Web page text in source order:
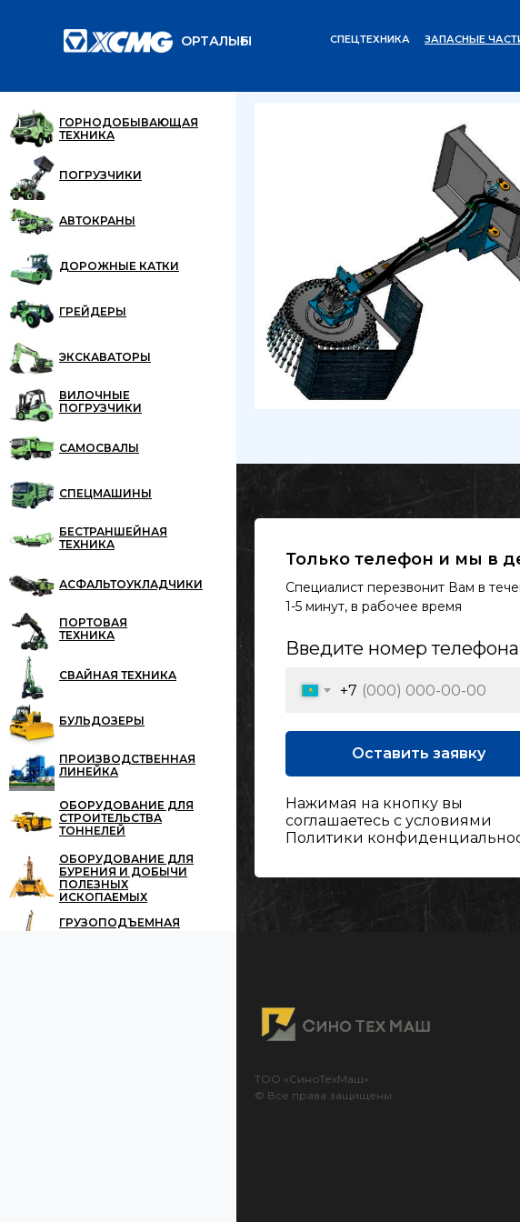
ОРТАЛЫҒЫ СПЕЦТЕХНИКА ЗАПАСНЫЕ
ГОРНОДОБЫВАЮЩАЯ
ТЕХНИКА
ПОГРУЗЧИКИ
АВТОКРАНЫ
ДОРОЖНЫЕ КАТКИ
ГРЕЙДЕРЫ
ЭКСКАВАТОРЫ
БУЛЬДОЗЕРЫ
ВИЛОЧНЫЕ
ПОГРУЗЧИКИ
САМОСВАЛЫ
СПЕЦМАШИНЫ
БЕСТРАНШЕЙНАЯ
ТЕХНИКА
ПРОИЗВОДСТВЕННАЯ
ЛИНЕЙКА
АСФАЛЬТОУКЛАДЧИКИ
ОБОРУДОВАНИЕ ДЛЯ
СТРОИТЕЛЬСТВА
ТОННЕЛЕЙ
ОБОРУДОВАНИЕ ДЛЯ
БУРЕНИЯ И ДОБЫЧИ
ПОЛЕЗНЫХ
ИСКОПАЕМЫХ
СВАЙНАЯ ТЕХНИКА
ГРУЗОПОДЪЕМНАЯ
ПОРТОВАЯ
ТЕХНИКА
Только телефон и мы в
Специалист перезвонит Вам в
1-5 минут, в рабочее время
Введите номер телефона
+7
Оставить заявку
Нажимая на кнопку вы
соглашаетесь с условиями
Политики
ТОО «СиноТехМаш»
© Все права защищены.